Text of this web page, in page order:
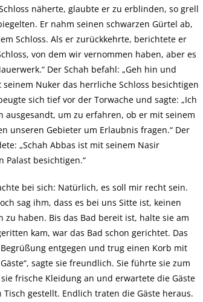
näherte, glaubte er zu erblinden, so grell
Er nahm seinen schwarzen Gürtel ab,
Schloss. Als er zurückkehrte, berichtete er
von dem wir vernommen haben, aber es
Der Schah befahl: „Geh hin und
Nuker das herrliche Schloss besichtigen
sich tief vor der Torwache und sagte: „Ich
ausgesandt, um zu erfahren, ob er mit seinem
unseren Gebieter um Erlaubnis fragen.“ Der
„Schah Abbas ist mit seinem Nasir
Palast besichtigen.“
bei sich: Natürlich, es soll mir recht sein.
sag ihm, dass es bei uns Sitte ist, keinen
haben. Bis das Bad bereit ist, halte sie am
kam, war das Bad schon gerichtet. Das
entgegen und trug einen Korb mit
sagte sie freundlich. Sie führte sie zum
frische Kleidung an und erwartete die Gäste
gestellt. Endlich traten die Gäste heraus.